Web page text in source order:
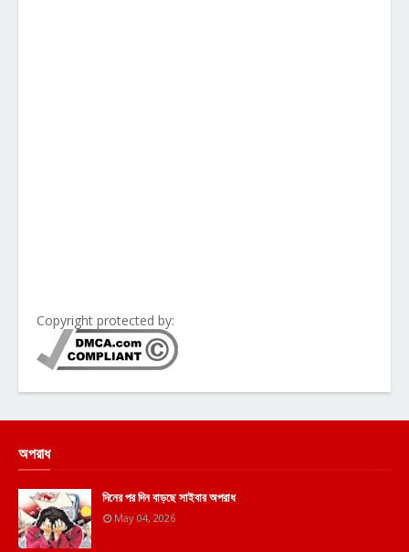
Copyright protected by:
অপরাধ
দিনের পর দিন বাড়ছে সাইবার অপরাধ
May 04, 2026